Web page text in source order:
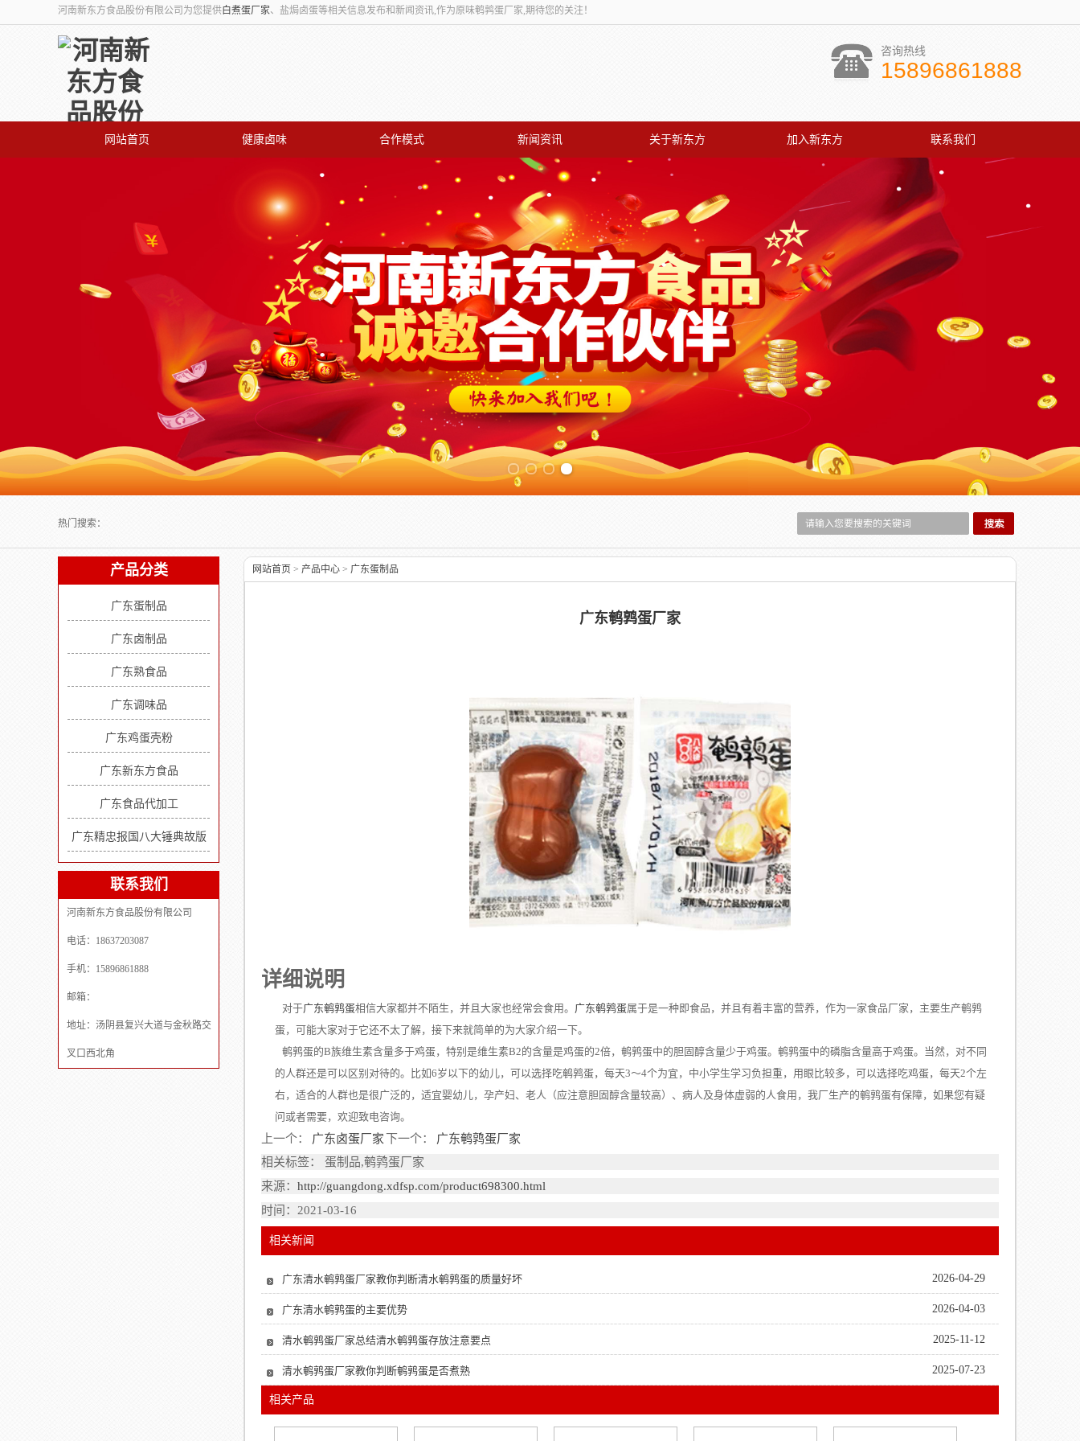
河南新东方食品股份有限公司为您提供白煮蛋厂家、盐焗卤蛋等相关信息发布和新闻资讯,作为原味鹌鹑蛋厂家,期待您的关注！
咨询热线
15896861888
网站首页 健康卤味 合作模式 新闻资讯 关于新东方 加入新东方 联系我们
热门搜索：
产品分类
广东蛋制品
广东卤制品
广东熟食品
广东调味品
广东鸡蛋壳粉
广东新东方食品
广东食品代加工
广东精忠报国八大锤典故版
联系我们
河南新东方食品股份有限公司
电话：18637203087
手机：15896861888
邮箱：
地址：汤阴县复兴大道与金秋路交
叉口西北角
网站首页 > 产品中心 > 广东蛋制品
广东鹌鹑蛋厂家
详细说明
对于广东鹌鹑蛋相信大家都并不陌生，并且大家也经常会食用。 广东鹌鹑蛋属于是一种即食品，并且有着丰富的营养，作为一家食品厂家，主要生产鹌鹑
蛋，可能大家对于它还不太了解，接下来就简单的为大家介绍一下。
鹌鹑蛋的B族维生素含量多于鸡蛋，特别是维生素B2的含量是鸡蛋的2倍，鹌鹑蛋中的胆固醇含量少于鸡蛋。鹌鹑蛋中的磷脂含量高于鸡蛋。当然，对不同
的人群还是可以区别对待的。比如6岁以下的幼儿，可以选择吃鹌鹑蛋，每天3～4个为宜，中小学生学习负担重，用眼比较多，可以选择吃鸡蛋，每天2个左
右，适合的人群也是很广泛的，适宜婴幼儿，孕产妇、老人（应注意胆固醇含量较高）、病人及身体虚弱的人食用，我厂生产的鹌鹑蛋有保障，如果您有疑
问或者需要，欢迎致电咨询。
上一个： 广东卤蛋厂家 下一个：
广东鹌鹑蛋厂家
相关标签： 蛋制品,鹌鹑蛋厂家
来源： http://guangdong.xdfsp.com/product698300.html
时间：2021-03-16
相关新闻
2026-04-29
广东清水鹌鹑蛋厂家教你判断清水鹌鹑蛋的质量好坏
2026-04-03
广东清水鹌鹑蛋的主要优势
2025-11-12
清水鹌鹑蛋厂家总结清水鹌鹑蛋存放注意要点
2025-07-23
清水鹌鹑蛋厂家教你判断鹌鹑蛋是否煮熟
相关产品